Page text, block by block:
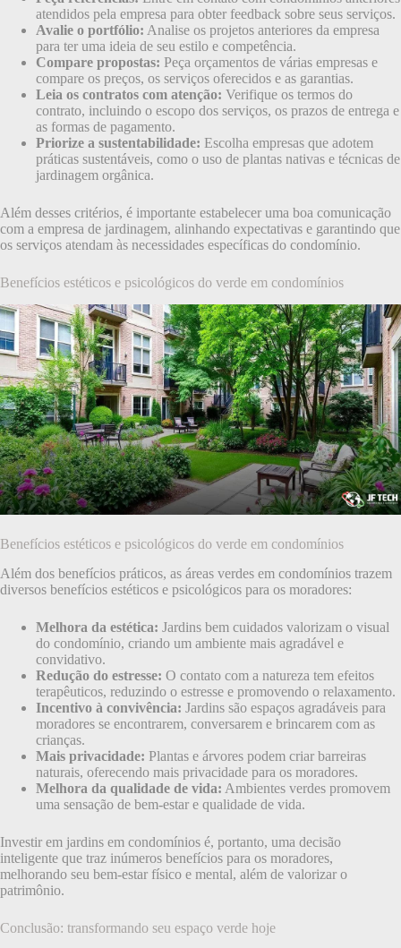
atendidos pela empresa para obter feedback sobre seus serviços.
Avalie o portfólio: Analise os projetos anteriores da empresa
para ter uma ideia de seu estilo e competência.
Compare propostas: Peça orçamentos de várias empresas e
compare os preços, os serviços oferecidos e as garantias.
Leia os contratos com atenção: Verifique os termos do
contrato, incluindo o escopo dos serviços, os prazos de entrega e
as formas de pagamento.
Priorize a sustentabilidade: Escolha empresas que adotem
práticas sustentáveis, como o uso de plantas nativas e técnicas de
jardinagem orgânica.
Além desses critérios, é importante estabelecer uma boa comunicação
com a empresa de jardinagem, alinhando expectativas e garantindo que
os serviços atendam às necessidades específicas do condomínio.
Benefícios estéticos e psicológicos do verde em condomínios
Benefícios estéticos e psicológicos do verde em condomínios
Além dos benefícios práticos, as áreas verdes em condomínios trazem
diversos benefícios estéticos e psicológicos para os moradores:
Melhora da estética: Jardins bem cuidados valorizam o visual
do condomínio, criando um ambiente mais agradável e
convidativo.
Redução do estresse: O contato com a natureza tem efeitos
terapêuticos, reduzindo o estresse e promovendo o relaxamento.
Incentivo à convivência: Jardins são espaços agradáveis para
moradores se encontrarem, conversarem e brincarem com as
crianças.
Mais privacidade: Plantas e árvores podem criar barreiras
naturais, oferecendo mais privacidade para os moradores.
Melhora da qualidade de vida: Ambientes verdes promovem
uma sensação de bem-estar e qualidade de vida.
Investir em jardins em condomínios é, portanto, uma decisão
inteligente que traz inúmeros benefícios para os moradores,
melhorando seu bem-estar físico e mental, além de valorizar o
patrimônio.
Conclusão: transformando seu espaço verde hoje